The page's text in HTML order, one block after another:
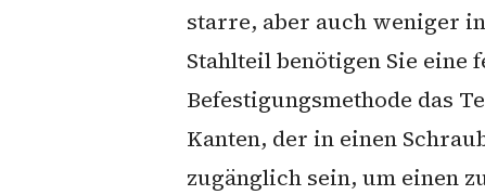
starre, aber auch weniger
Stahlteil benötigen Sie
Befestigungsmethode das
Kanten, der in einen
zugänglich sein, um einen